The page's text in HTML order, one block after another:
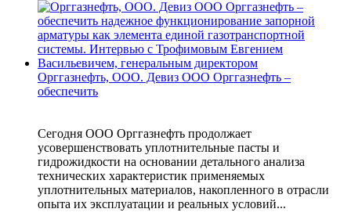
Орггазнефть, ООО. Девиз ООО Орггазнефть –
обеспечить
Сегодня ООО Орггазнефть продолжает
усовершенствовать уплотнительные пасты и
гидрожидкости на основании детального анализа
технических характеристик применяемых
уплотнительных материалов, накопленного в отрасли
опыта их эксплуатации и реальных условий...